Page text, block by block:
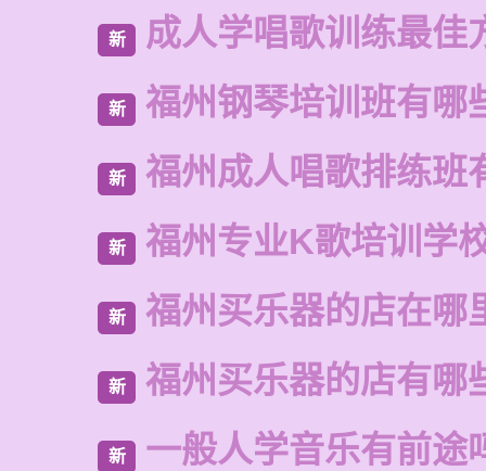
新 成人学唱歌训练最佳
新 福州钢琴培训班有哪
新 福州成人唱歌排练班
新 福州专业K歌培训学
新 福州买乐器的店在哪
新 福州买乐器的店有哪
新 一般人学音乐有前途